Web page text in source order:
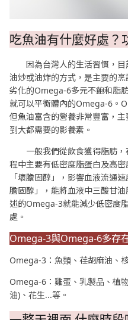
吃魚油有什麼好處？
因為台灣人的生活習慣，目
油炒或油炸的方式，是主要的
劣化的Omega-6多元不飽和脂
就可以平衡體內的Omega-6。
但魚油富含的營養非常豐富，
到大都需要的影養素。
一般我們從飲食獲得脂肪，
程中主要有低密度脂蛋白及高
「壞膽固醇」，影響血液流通
膽固醇」，能將血液中三酸甘
述的Omega-3就能減少低密度
處。
Omega-3與Omega-6多存
Omega-3：魚類、荏胡麻油、
Omega-6：雞蛋、乳製品、植
油)、花生...等。